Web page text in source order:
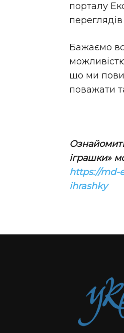
порталу
переглядів
Бажаємо
що ми
поважати
іграшки»
https://md-
ihrashky